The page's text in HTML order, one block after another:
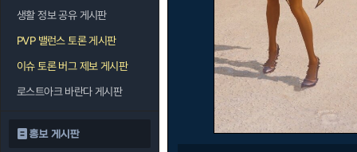
생활 정보 공유 게시판
PVP 밸런스 토론 게시판
이슈 토론 버그 제보 게시판
로스트아크 바란다 게시판
홍보 게시판